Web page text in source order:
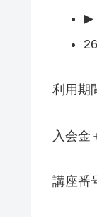
▶
利用期
入会金
講座番